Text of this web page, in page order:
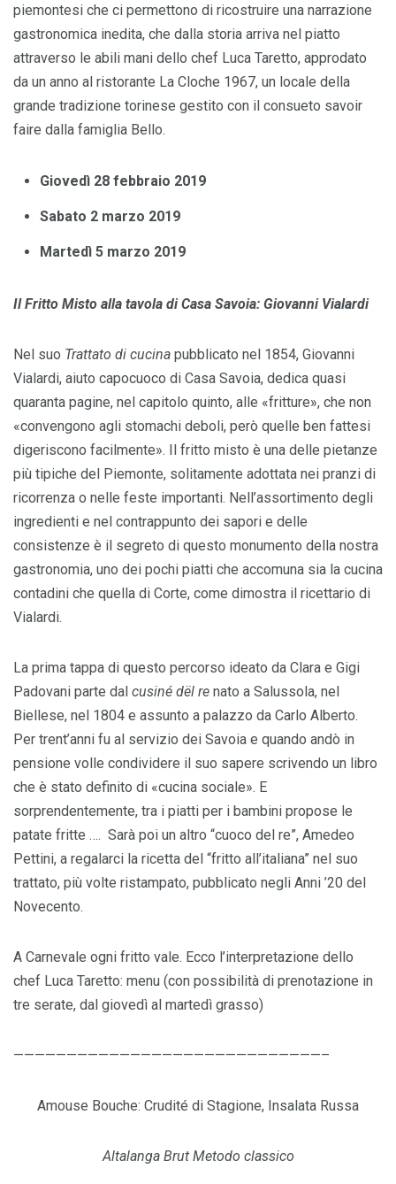
piemontesi che ci permettono di ricostruire una narrazione
gastronomica inedita, che dalla storia arriva nel piatto
attraverso le abili mani dello chef Luca Taretto, approdato
da un anno al ristorante La Cloche 1967, un locale della
grande tradizione torinese gestito con il consueto savoir
faire dalla famiglia Bello.
Giovedì 28 febbraio 2019
Sabato 2 marzo 2019
Martedì 5 marzo 2019
Il Fritto Misto alla tavola di Casa Savoia: Giovanni Vialardi
Nel suo Trattato di cucina pubblicato nel 1854, Giovanni
Vialardi, aiuto capocuoco di Casa Savoia, dedica quasi
quaranta pagine, nel capitolo quinto, alle «fritture», che non
«convengono agli stomachi deboli, però quelle ben fattesi
digeriscono facilmente». Il fritto misto è una delle pietanze
più tipiche del Piemonte, solitamente adottata nei pranzi di
ricorrenza o nelle feste importanti. Nell’assortimento degli
ingredienti e nel contrappunto dei sapori e delle
consistenze è il segreto di questo monumento della nostra
gastronomia, uno dei pochi piatti che accomuna sia la cucina
contadini che quella di Corte, come dimostra il ricettario di
Vialardi.
La prima tappa di questo percorso ideato da Clara e Gigi
Padovani parte dal cusiné dël re nato a Salussola, nel
Biellese, nel 1804 e assunto a palazzo da Carlo Alberto.
Per trent’anni fu al servizio dei Savoia e quando andò in
pensione volle condividere il suo sapere scrivendo un libro
che è stato definito di «cucina sociale». E
sorprendentemente, tra i piatti per i bambini propose le
patate fritte …. Sarà poi un altro “cuoco del re”, Amedeo
Pettini, a regalarci la ricetta del “fritto all’italiana” nel suo
trattato, più volte ristampato, pubblicato negli Anni ’20 del
Novecento.
A Carnevale ogni fritto vale. Ecco l’interpretazione dello
chef Luca Taretto: menu (con possibilità di prenotazione in
tre serate, dal giovedì al martedì grasso)
—————————————————————————————–
Amouse Bouche: Crudité di Stagione, Insalata Russa
Altalanga Brut Metodo classico